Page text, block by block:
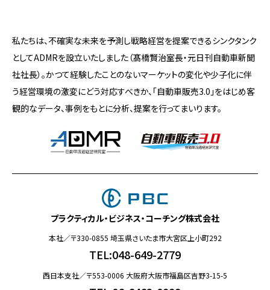
私たちは、不確実な未来を予測し戦略経営を提案できるシンクタンク
としてADMRを設立いたしました（髙橋賢治室長・元日刊自動車新聞
社社長）。かつて経験したことのないマーケットの変化や少子化に伴
う経営環境の激変にどう対応すべきか、「自動車販売3.0」をはじめ客
観的なデータ、事例をもとに分析、提案を行ってまいります。
プラクティカル・ビジネス・コーチング株式会社
本社／〒330-0855 埼玉県さいたま市大宮区上小町292
TEL:048-649-2779
西日本支社／〒553-0006 大阪府大阪市福島区吉野3-15-5